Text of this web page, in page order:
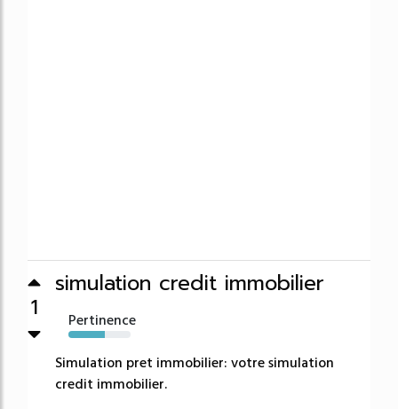
1
simulation credit immobilier
Pertinence
58%
Simulation pret immobilier: votre simulation
credit immobilier.